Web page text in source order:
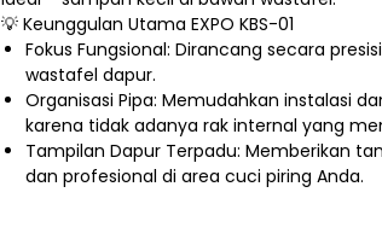
💡 Keunggulan Utama EXPO KBS-01
Fokus Fungsional: Dirancang secara
wastafel dapur.
Organisasi Pipa: Memudahkan instalasi
karena tidak adanya rak internal yang
Tampilan Dapur Terpadu: Memberikan
dan profesional di area cuci piring Anda.